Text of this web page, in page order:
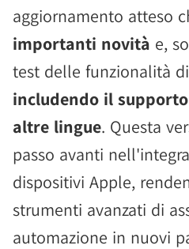
aggiornamento atteso
importanti novità e,
test delle funzionalità
includendo il
altre lingue. Questa
passo avanti
dispositivi Apple,
strumenti avanzati di
automazione in nuovi